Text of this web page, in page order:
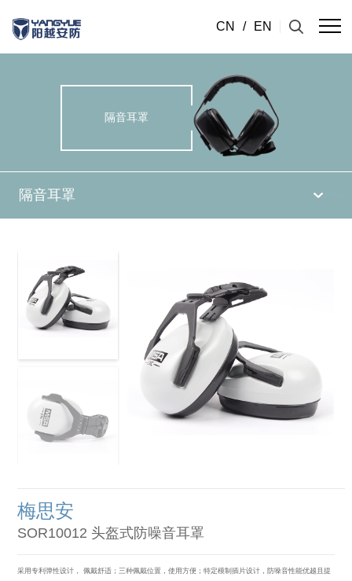
CN / EN
隔音耳罩
隔音耳罩
梅思安
SOR10012 头盔式防噪音耳罩
采用专利弹性设计， 佩戴舒适；三种佩戴位置，使用方便；特定模制插片设计，防噪音性能优越且提